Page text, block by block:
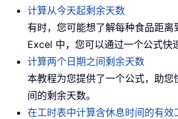
计算从今天起剩余天数
有时，您可能想了解每种食品距离
Excel 中，您可以通过一个公式快
计算两个日期之间剩余天数
本教程为您提供了一个公式，助您
间的剩余天数。
在工时表中计算含休息时间的有效